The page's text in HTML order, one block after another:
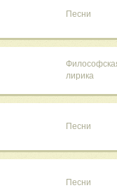
Песни
лирика
Песни
Песни